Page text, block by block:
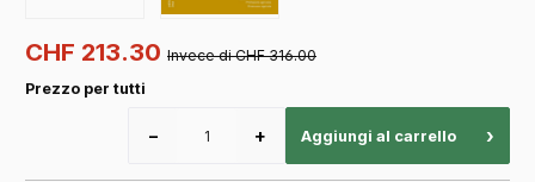
CHF 213.30 Invece di CHF 316.00
Prezzo per tutti
− + Aggiungi al carrello ›